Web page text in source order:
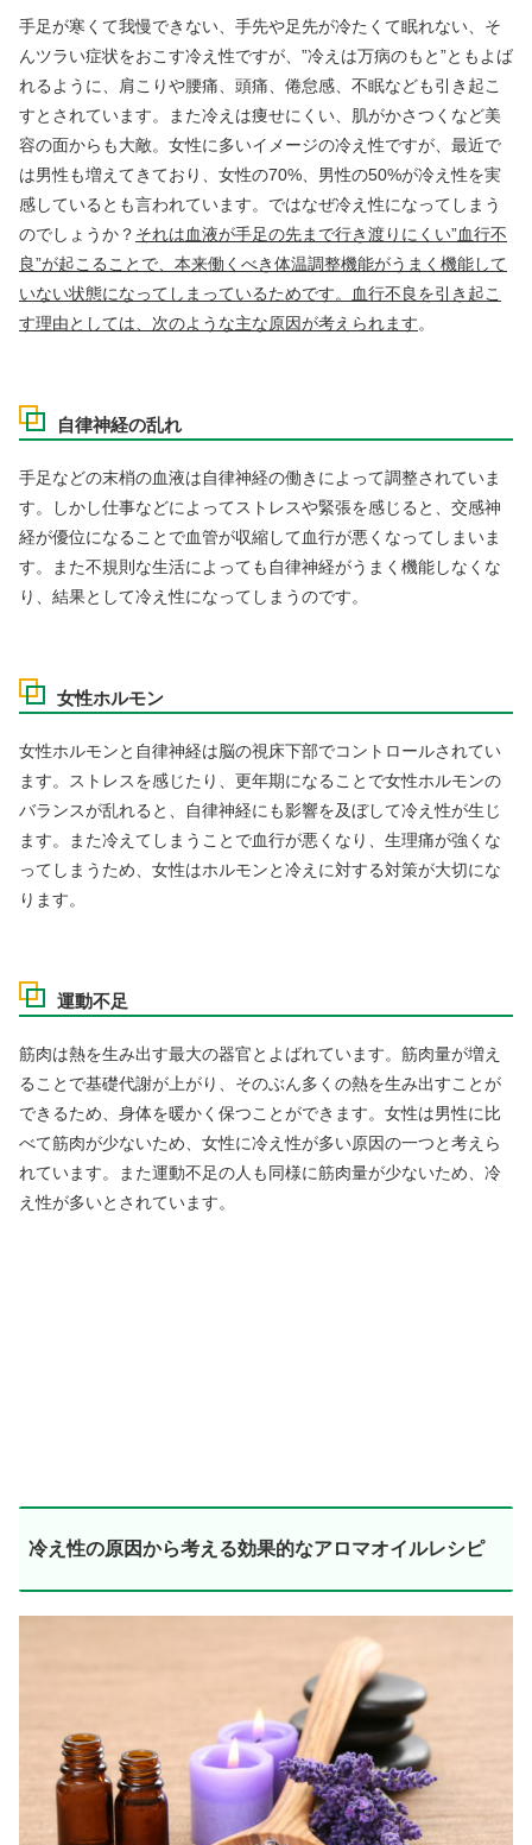
手足が寒くて我慢できない、手先や足先が冷たくて眠れない、そ
んツラい症状をおこす冷え性ですが、”冷えは万病のもと”ともよば
れるように、肩こりや腰痛、頭痛、倦怠感、不眠なども引き起こ
すとされています。また冷えは痩せにくい、肌がかさつくなど美
容の面からも大敵。女性に多いイメージの冷え性ですが、最近で
は男性も増えてきており、女性の70%、男性の50%が冷え性を実
感しているとも言われています。ではなぜ冷え性になってしまう
のでしょうか？ それは血液が手足の先まで行き渡りにくい”血行不
良”が起こることで、本来働くべき体温調整機能がうまく機能して
いない状態になってしまっているためです。血行不良を引き起こ
す理由としては、次のような主な原因が考えられます。
自律神経の乱れ
手足などの末梢の血液は自律神経の働きによって調整されていま
す。しかし仕事などによってストレスや緊張を感じると、交感神
経が優位になることで血管が収縮して血行が悪くなってしまいま
す。また不規則な生活によっても自律神経がうまく機能しなくな
り、結果として冷え性になってしまうのです。
女性ホルモン
女性ホルモンと自律神経は脳の視床下部でコントロールされてい
ます。ストレスを感じたり、更年期になることで女性ホルモンの
バランスが乱れると、自律神経にも影響を及ぼして冷え性が生じ
ます。また冷えてしまうことで血行が悪くなり、生理痛が強くな
ってしまうため、女性はホルモンと冷えに対する対策が大切にな
ります。
運動不足
筋肉は熱を生み出す最大の器官とよばれています。筋肉量が増え
ることで基礎代謝が上がり、そのぶん多くの熱を生み出すことが
できるため、身体を暖かく保つことができます。女性は男性に比
べて筋肉が少ないため、女性に冷え性が多い原因の一つと考えら
れています。また運動不足の人も同様に筋肉量が少ないため、冷
え性が多いとされています。
冷え性の原因から考える効果的なアロマオイルレシピ